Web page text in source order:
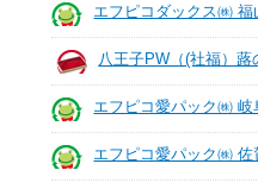
エフピコダックス㈱ 福
八王子PW（(社福）蕗
エフピコ愛パック㈱ 岐
エフピコ愛パック㈱ 佐